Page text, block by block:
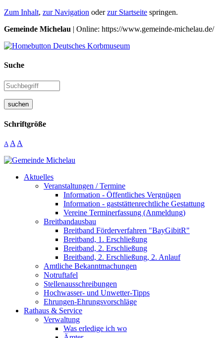
Zum Inhalt, zur Navigation oderzur Startseite springen.
Gemeinde Michelau | Online: https://www.gemeinde-michelau.de/
Suche
suchen
Schriftgröße
A A A
Aktuelles
Veranstaltungen / Termine
Information - Öffentliches Vergnügen
Information - gaststättenrechtliche Gestattung
Vereine Terminerfassung (Anmeldung)
Breitbandausbau
Breitband Förderverfahren "BayGibitR"
Breitband, 1. Erschließung
Breitband, 2. Erschließung
Breitband, 2. Erschließung, 2. Anlauf
Amtliche Bekanntmachungen
Notruftafel
Stellenausschreibungen
Hochwasser- und Unwetter-Tipps
Ehrungen-Ehrungsvorschläge
Rathaus & Service
Verwaltung
Was erledige ich wo